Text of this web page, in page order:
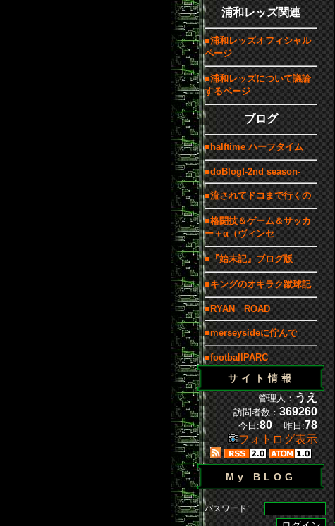
浦和レッズ関連
■浦和レッズオフィシャル
ページ
■浦和レッズについて議論
するページ
ブログ
■halftime ハーフタイム
■doBlog!-2nd season-
■流されてドコまで行くの
■格闘技＆ゲーム＆サッカ
ー＋α（ヴィンセ
■『始末記』ブログ版
■キングのオキラク蹴球記
■RYAN ROAD
■merseysideに佇んで
■footballPARC
サイト情報
管理人：うえ
訪問者数：369260
今日:80 昨日:78
フォトログ表示
My BLOG
パスワード: